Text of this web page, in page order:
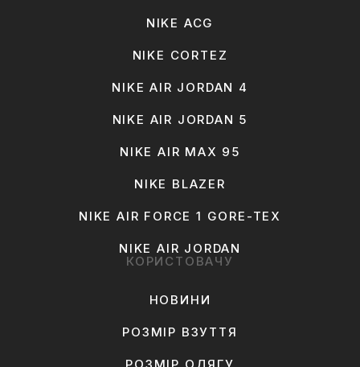
NIKE ACG
NIKE CORTEZ
NIKE AIR JORDAN 4
NIKE AIR JORDAN 5
NIKE AIR MAX 95
NIKE BLAZER
NIKE AIR FORCE 1 GORE-TEX
NIKE AIR JORDAN
КОРИСТОВАЧУ
НОВИНИ
РОЗМІР ВЗУТТЯ